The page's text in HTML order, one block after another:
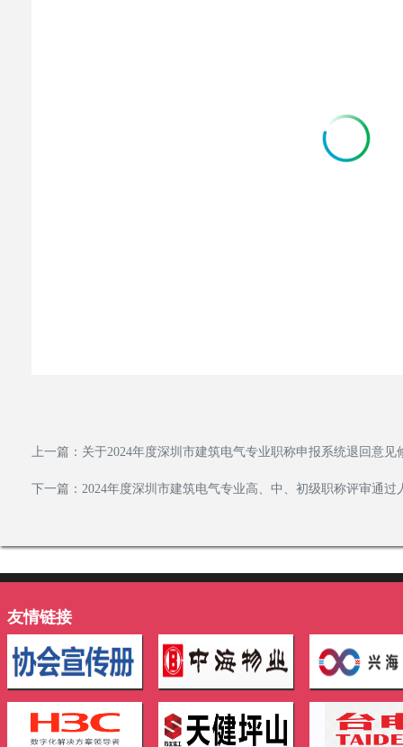
上一篇： 关于2024年度深圳市建筑电气专业职称申报系统退回意
下一篇： 2024年度深圳市建筑电气专业高、中、初级职称评审通过
友情链接